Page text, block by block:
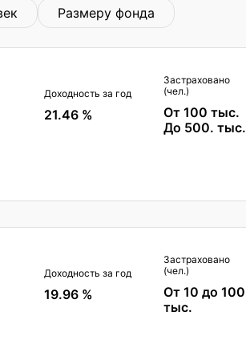
Размеру фонда
Доходность за год
21.46 %
Застраховано
(чел.)
От 100 тыс.
До 500. тыс.
Доходность за год
19.96 %
Застраховано
(чел.)
От 10 до 100
тыс.